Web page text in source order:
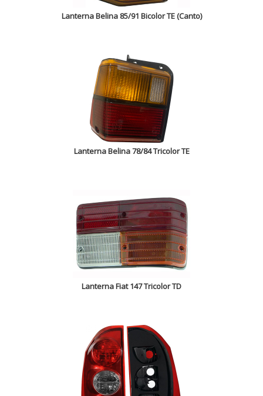
Lanterna Belina 85/91 Bicolor TE (Canto)
Lanterna Belina 78/84 Tricolor TE
Lanterna Fiat 147 Tricolor TD